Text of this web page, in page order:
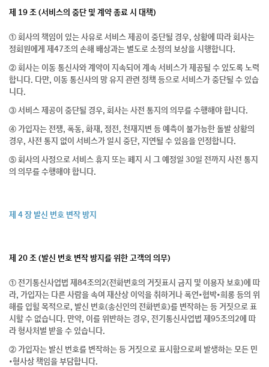
제 19 조 (서비스의 중단 및 계약 종료 시 대책)
① 회사의 책임이 있는 사유로 서비스 제공이 중단될 경우, 상황에 따라 회사는
정회원에게 제47조의 손해 배상과는 별도로 소정의 보상을 시행합니다.
② 회사는 이동 통신사와 계약이 지속되어 계속 서비스가 제공될 수 있도록 노력
합니다. 다만, 이동 통신사의 망 유지 관련 정책 등으로 서비스가 중단될 수 있습
니다.
③ 서비스 제공이 중단될 경우, 회사는 사전 통지의 의무를 수행해야 합니다.
④ 가입자는 전쟁, 폭동, 화재, 정전, 천재지변 등 예측이 불가능한 돌발 상황의
경우, 사전 통지 없이 서비스가 일시 중단, 지연될 수 있음을 인정합니다.
⑤ 회사의 사정으로 서비스 휴지 또는 폐지 시 그 예정일 30일 전까지 사전 통지
의 의무를 수행해야 합니다.
제 4 장 발신 번호 변작 방지
제 20 조 (발신 번호 변작 방지를 위한 고객의 의무)
① 전기통신사업법 제84조의2(전화번호의 거짓표시 금지 및 이용자 보호)에 따
라, 가입자는 다른 사람을 속여 재산상 이익을 취하거나 폭언•협박•희롱 등의 위
해를 입힐 목적으로, 발신 번호(송신인의 전화번호)를 변작하는 등 거짓으로 표
시할 수 없습니다. 만약, 이를 위반하는 경우, 전기통신사업법 제95조의2에 따
라 형사처벌 받을 수 있습니다.
② 가입자는 발신 번호를 변작하는 등 거짓으로 표시함으로써 발생하는 모든 민
•형사상 책임을 부담합니다.